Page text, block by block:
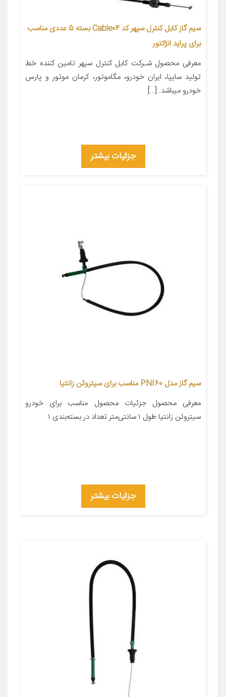
سیم گاز کابل کنترل سپهر کد Cable04 بسته 5 عددی مناسب
برای پراید انژکتور
معرفی محصول شـرکت کابل کنترل سپهر تامین کننده خط
تولید سایپا، ایران خودرو، مگاموتور، کرمان موتور و پارس
خودرو میباشد. […]
جزئیات بیشتر
سیم گاز مدل PNI60 مناسب برای سیتروئن زانتیا
معرفی محصول جزئیات محصول مناسب برای خودرو
سیتروئن زانتیا طول ۱ سانتی‌متر تعداد در بسته‌بندی ۱
جزئیات بیشتر